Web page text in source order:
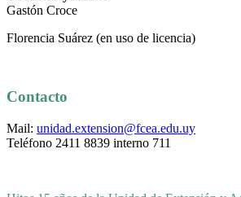
Gastón Croce
Florencia Suárez (en uso de licencia)
Contacto
Mail: unidad.extension@fcea.edu.uy
Teléfono 2411 8839 interno 711